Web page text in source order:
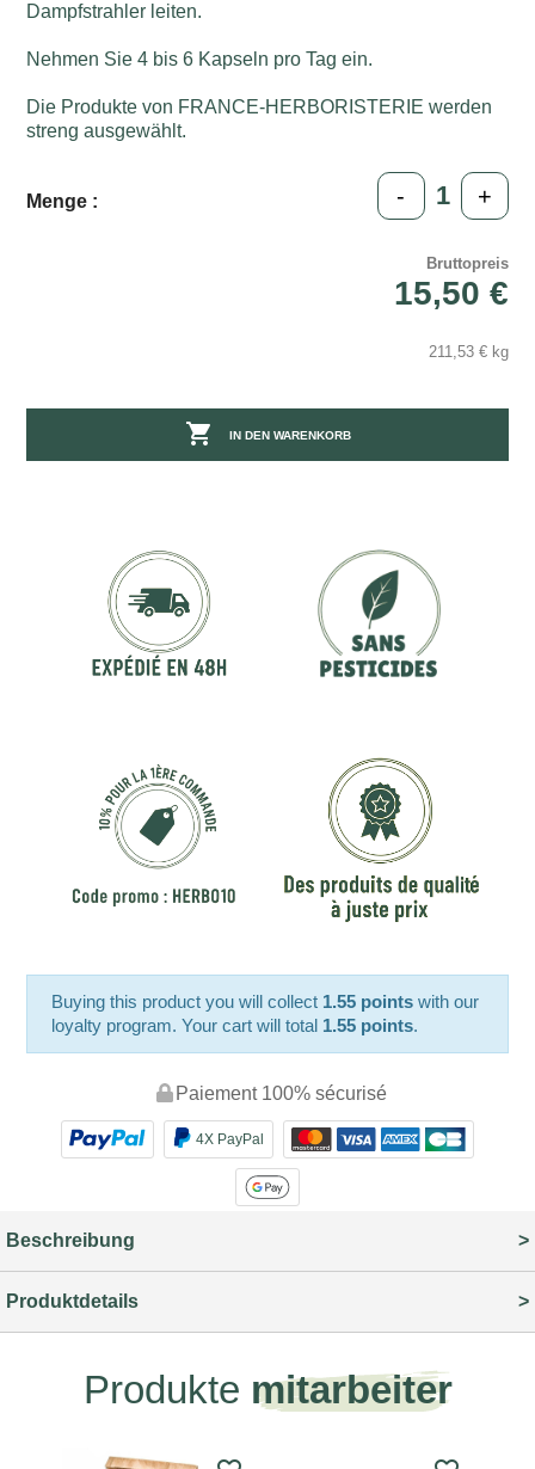
Dampfstrahler leiten.
Nehmen Sie 4 bis 6 Kapseln pro Tag ein.
Die Produkte von FRANCE-HERBORISTERIE werden
streng ausgewählt.
Menge : - +
Bruttopreis
15,50 €
211,53 € kg
 IN DEN WARENKORB
Buying this product you will collect 1.55 points with our
loyalty program. Your cart will total 1.55 points.
Paiement 100% sécurisé
4X PayPal
Beschreibung
Produktdetails
Produkte mitarbeiter